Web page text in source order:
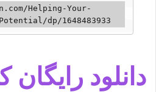
Helping-Your-
دانلود رایگان